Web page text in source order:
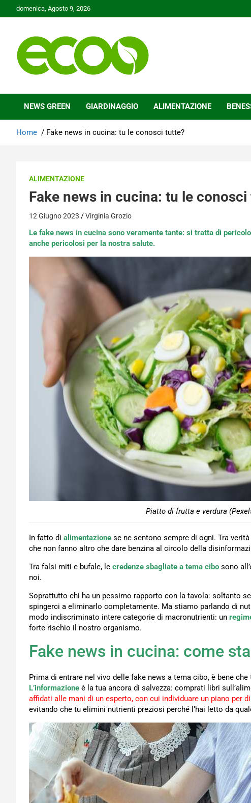
to
domenica, Agosto 9, 2026
Ecoo.it
NEWS GREEN GIARDINAGGIO ALIMENTAZIONE
Home Fake news in cucina: tu le conosci tutte?
ALIMENTAZIONE
Fake news in cucina: tu le conosci
12 Giugno 2023 Virginia Grozio
Le fake news in cucina sono veramente tante: si tratta di
anche pericolosi per la nostra salute.
Piatto di frutta e verdura
In fatto di alimentazione se ne sentono sempre di ogni. Tra
che non fanno altro che dare benzina al circolo della
Tra falsi miti e bufale, le credenze sbagliate a tema cibo sono
noi.
Soprattutto chi ha un pessimo rapporto con la tavola: soltanto
spingerci a eliminarlo completamente. Ma stiamo parlando di
modo indiscriminato intere categorie di macronutrienti: un
forte rischio il nostro organismo.
Fake news in cucina: come
Prima di entrare nel vivo delle fake news a tema cibo, è bene
L’informazione è la tua ancora di salvezza: comprati libri
affidati alle mani di un esperto, con cui individuare un piano per
evitando che tu elimini nutrienti preziosi perché l’hai letto da